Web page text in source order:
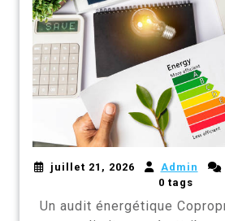
juillet 21, 2026 Admin
0 tags
Un audit énergétique